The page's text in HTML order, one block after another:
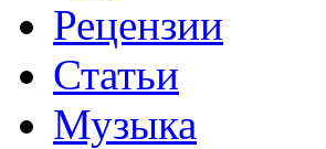
Рецензии
Статьи
Музыка